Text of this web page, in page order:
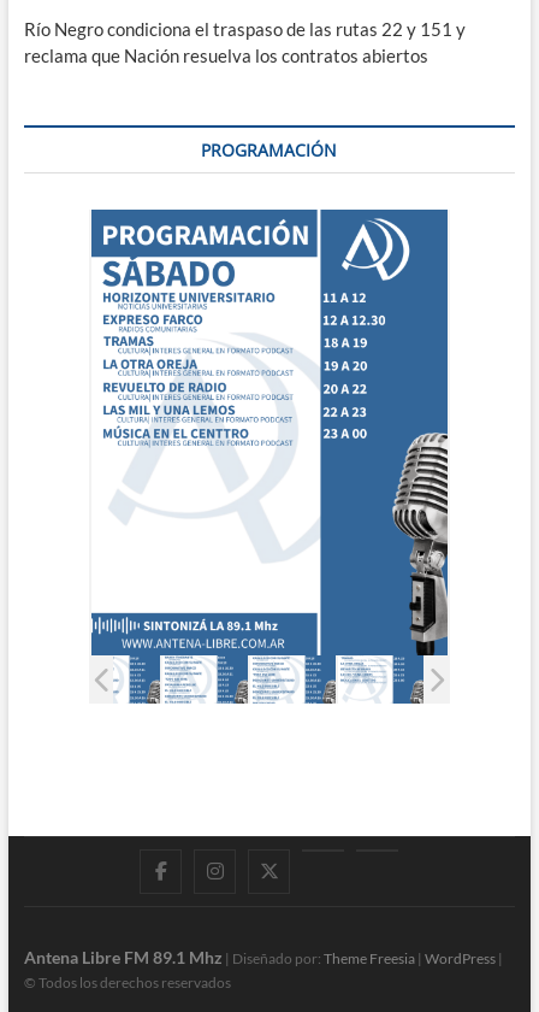
Río Negro condiciona el traspaso de las rutas 22 y 151 y
reclama que Nación resuelva los contratos abiertos
PROGRAMACIÓN
FacebookInstagram
Antena Libre FM 89.1 Mhz | Diseñado por: Theme Freesia| WordPress|
© Todos los derechos reservados